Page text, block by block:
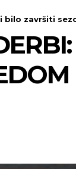
bilo završiti